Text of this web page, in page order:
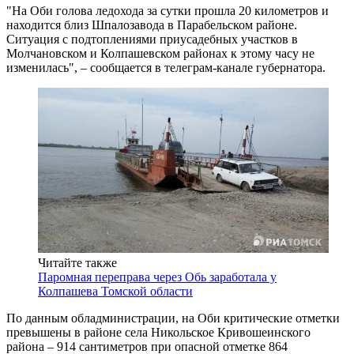
"На Оби голова ледохода за сутки прошла 20 километров и
находится близ Шпалозавода в Парабельском районе.
Ситуация с подтоплениями приусадебных участков в
Молчановском и Колпашевском районах к этому часу не
изменилась", – сообщается в телеграм-канале губернатора.
Читайте также
Паромная переправа через Обь заработала у
Колпашева Томской области
По данным обладминистрации, на Оби критические отметки
превышены в районе села Никольское Кривошеинского
района – 914 сантиметров при опасной отметке 864